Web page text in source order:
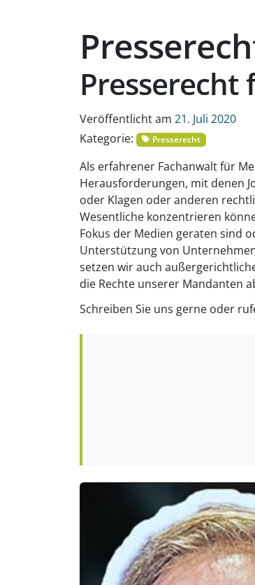
Veröffentlicht am 21. Juli 2020
Kategorie:
Presserecht
Als erfahrener Fachanwalt für
Herausforderungen, mit denen
oder Klagen oder anderen
Wesentliche konzentrieren
Fokus der Medien geraten sind
Unterstützung von
setzen wir auch
die Rechte unserer Mandanten
Schreiben Sie uns gerne oder